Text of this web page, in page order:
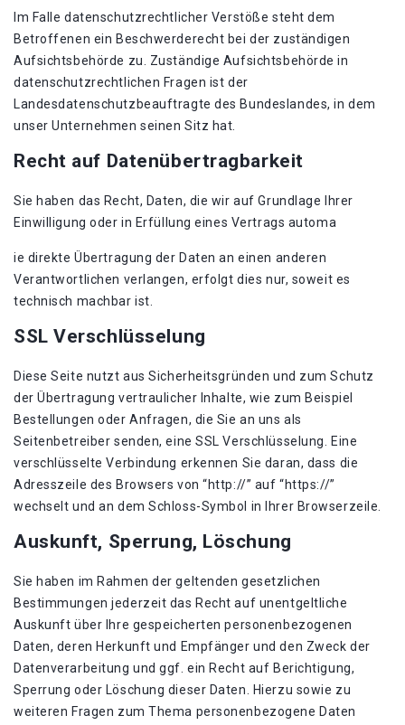
Im Falle datenschutzrechtlicher Verstöße steht dem
Betroffenen ein Beschwerderecht bei der zuständigen
Aufsichtsbehörde zu. Zuständige Aufsichtsbehörde in
datenschutzrechtlichen Fragen ist der
Landesdatenschutzbeauftragte des Bundeslandes, in dem
unser Unternehmen seinen Sitz hat.
Recht auf Datenübertragbarkeit
Sie haben das Recht, Daten, die wir auf Grundlage Ihrer
Einwilligung oder in Erfüllung eines Vertrags automa
ie direkte Übertragung der Daten an einen anderen
Verantwortlichen verlangen, erfolgt dies nur, soweit es
technisch machbar ist.
SSL Verschlüsselung
Diese Seite nutzt aus Sicherheitsgründen und zum Schutz
der Übertragung vertraulicher Inhalte, wie zum Beispiel
Bestellungen oder Anfragen, die Sie an uns als
Seitenbetreiber senden, eine SSL Verschlüsselung. Eine
verschlüsselte Verbindung erkennen Sie daran, dass die
Adresszeile des Browsers von “http://” auf “https://”
wechselt und an dem Schloss-Symbol in Ihrer Browserzeile.
Auskunft, Sperrung, Löschung
Sie haben im Rahmen der geltenden gesetzlichen
Bestimmungen jederzeit das Recht auf unentgeltliche
Auskunft über Ihre gespeicherten personenbezogenen
Daten, deren Herkunft und Empfänger und den Zweck der
Datenverarbeitung und ggf. ein Recht auf Berichtigung,
Sperrung oder Löschung dieser Daten. Hierzu sowie zu
weiteren Fragen zum Thema personenbezogene Daten